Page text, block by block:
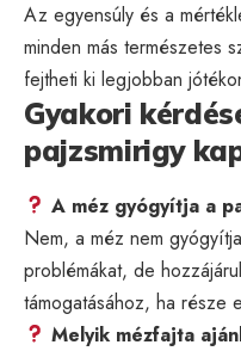
Az egyensúly és a
minden más természetes
fejtheti ki legjobban
Gyakori
pajzsmirigy
A méz gyógyítja a
Nem, a méz nem
problémákat, de
támogatásához, ha része
Melyik mézfajta